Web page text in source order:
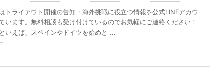
トライアウト開催の告知・海外挑戦に役立つ情報を公式LINEアカウ
います。無料相談も受け付けているのでお気軽にご連絡ください！
いえば、スペインやドイツを始めと ...